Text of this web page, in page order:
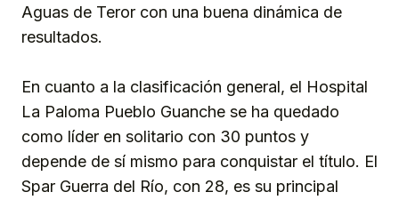
Aguas de Teror con una buena dinámica de
resultados.
En cuanto a la clasificación general, el Hospital
La Paloma Pueblo Guanche se ha quedado
como líder en solitario con 30 puntos y
depende de sí mismo para conquistar el título. El
Spar Guerra del Río, con 28, es su principal